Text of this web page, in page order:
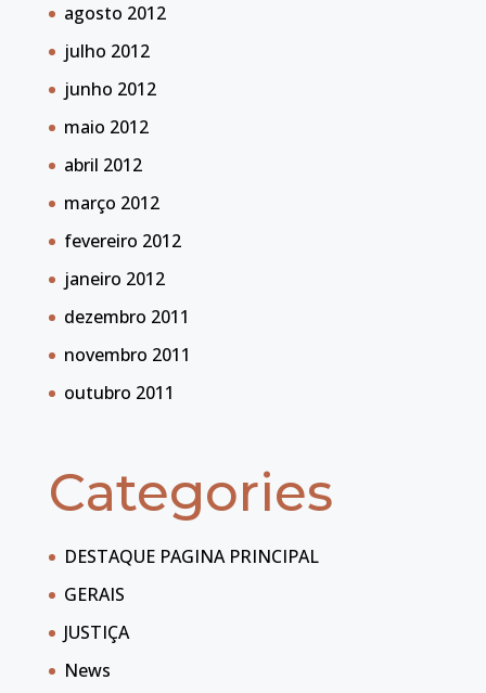
agosto 2012
julho 2012
junho 2012
maio 2012
abril 2012
março 2012
fevereiro 2012
janeiro 2012
dezembro 2011
novembro 2011
outubro 2011
Categories
DESTAQUE PAGINA PRINCIPAL
GERAIS
JUSTIÇA
News